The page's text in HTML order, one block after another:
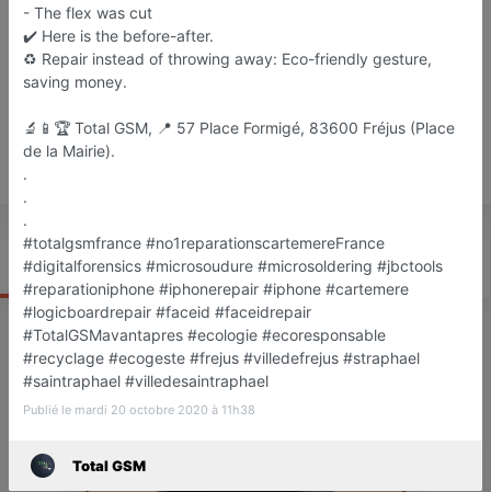
Favori
Ouvre demain dès 09:00
Actualité Catalogue Infos
ACTU
- The flex was cut
✔️ Here is the before-after.
♻️ Repair instead of throwing away: Eco-friendly gesture,
saving money.
🔬📱🏆 Total GSM, 📍 57 Place Formigé, 83600 Fréjus (Place
de la Mairie).
.
.
.
#totalgsmfrance #no1reparationscartemereFrance
#digitalforensics #microsoudure #microsoldering #jbctools
#reparationiphone #iphonerepair #iphone #cartemere
#logicboardrepair #faceid #faceidrepair
#TotalGSMavantapres #ecologie #ecoresponsable
#recyclage #ecogeste #frejus #villedefrejus #straphael
#saintraphael #villedesaintraphael
Publié le mardi 20 octobre 2020 à 11h38
Total GSM